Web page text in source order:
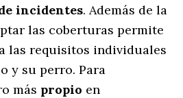
incidentes. Además de la
las coberturas permite
a las requisitos individuales
y su perro. Para
más propio en